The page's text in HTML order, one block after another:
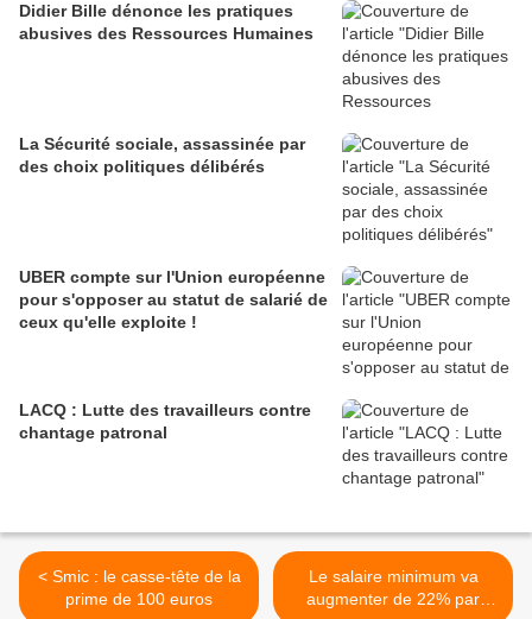
Didier Bille dénonce les pratiques
abusives des Ressources Humaines
La Sécurité sociale, assassinée par
des choix politiques délibérés
UBER compte sur l'Union européenne
pour s'opposer au statut de salarié de
ceux qu'elle exploite !
LACQ : Lutte des travailleurs contre
chantage patronal
< Smic : le casse-tête de la
prime de 100 euros
Le salaire minimum va
augmenter de 22% par